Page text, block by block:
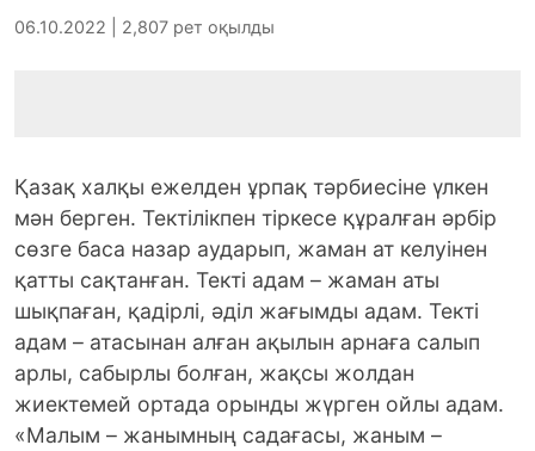
06.10.2022 | 2,807 рет оқылды
Қазақ халқы ежелден ұрпақ тәрбиесіне үлкен
мән берген. Тектілікпен тіркесе құралған әрбір
сөзге баса назар аударып, жаман ат келуінен
қатты сақтанған. Текті адам – жаман аты
шықпаған, қадірлі, әділ жағымды адам. Текті
адам – атасынан алған ақылын арнаға салып
арлы, сабырлы болған, жақсы жолдан
жиектемей ортада орынды жүрген ойлы адам.
«Малым – жанымның садағасы, жаным –